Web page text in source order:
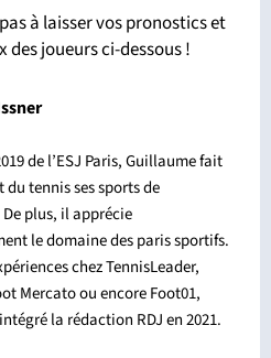
à laisser vos pronostics et
joueurs ci-dessous !
de l’ESJ Paris, Guillaume fait
tennis ses sports de
plus, il apprécie
le domaine des paris sportifs.
chez TennisLeader,
Mercato ou encore Foot01,
la rédaction RDJ en 2021.